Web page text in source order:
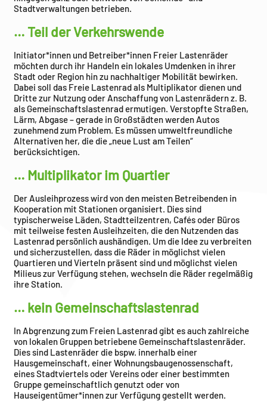
Stadtverwaltungen betrieben.
… Teil der Verkehrswende
Initiator*innen und Betreiber*innen Freier Lastenräder
möchten durch ihr Handeln ein lokales Umdenken in ihrer
Stadt oder Region hin zu nachhaltiger Mobilität bewirken.
Dabei soll das Freie Lastenrad als Multiplikator dienen und
Dritte zur Nutzung oder Anschaffung von Lastenrädern z. B.
als Gemeinschaftslastenrad ermutigen. Verstopfte Straßen,
Lärm, Abgase – gerade in Großstädten werden Autos
zunehmend zum Problem. Es müssen umweltfreundliche
Alternativen her, die die „neue Lust am Teilen“
berücksichtigen.
… Multiplikator im Quartier
Der Ausleihprozess wird von den meisten Betreibenden in
Kooperation mit Stationen organisiert. Dies sind
typischerweise Läden, Stadtteilzentren, Cafés oder Büros
mit teilweise festen Ausleihzeiten, die den Nutzenden das
Lastenrad persönlich aushändigen. Um die Idee zu verbreiten
und sicherzustellen, dass die Räder in möglichst vielen
Quartieren und Vierteln präsent sind und möglichst vielen
Milieus zur Verfügung stehen, wechseln die Räder regelmäßig
ihre Station.
… kein Gemeinschaftslastenrad
In Abgrenzung zum Freien Lastenrad gibt es auch zahlreiche
von lokalen Gruppen betriebene Gemeinschaftslastenräder.
Dies sind Lastenräder die bspw. innerhalb einer
Hausgemeinschaft, einer Wohnungsbaugenossenschaft,
eines Stadtviertels oder Vereins oder einer bestimmten
Gruppe gemeinschaftlich genutzt oder von
Hauseigentümer*innen zur Verfügung gestellt werden.